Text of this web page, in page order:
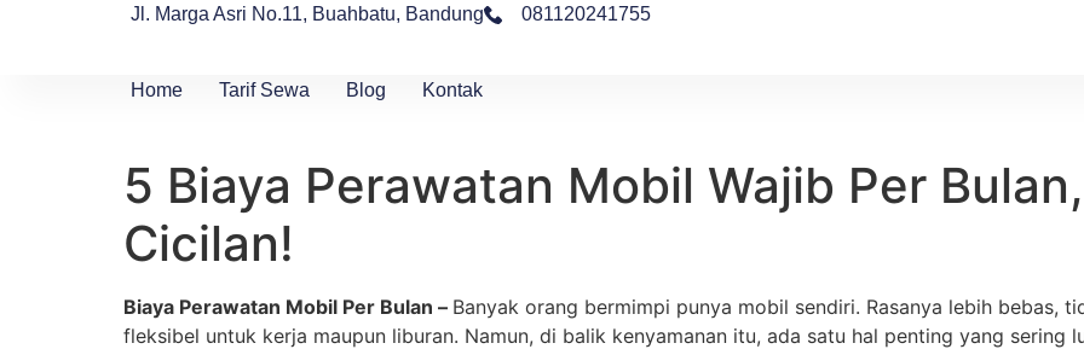
Jl. Marga Asri No.11, Buahbatu, Bandung 081120241755
Home Tarif Sewa Blog Kontak
5 Biaya Perawatan Mobil Wajib Per
Cicilan!
Biaya Perawatan Mobil Per Bulan – Banyak orang bermimpi punya mobil sendiri. Rasanya lebih bebas,
fleksibel untuk kerja maupun liburan. Namun, di balik kenyamanan itu, ada satu hal penting yang sering